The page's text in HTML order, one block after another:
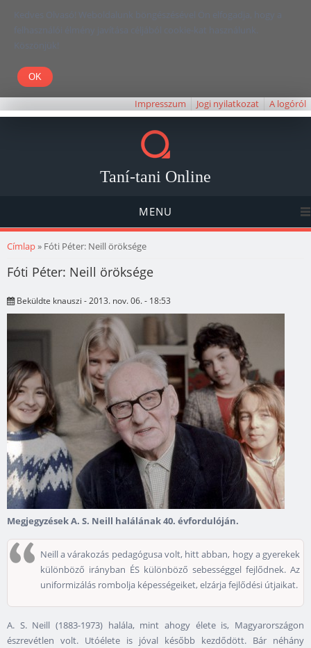
Kedves Olvasó! Weboldalunk böngészésével Ön elfogadja, hogy a
felhasználói élmény javítása céljából cookie-kat használunk.
Köszönjük!
Impresszum Jogi nyilatkozat A logóról
Taní-tani Online
MENU
Jelenlegi hely
Címlap» Fóti Péter: Neill öröksége
Fóti Péter: Neill öröksége
Beküldte knauszi - 2013. nov. 06. - 18:53
Megjegyzések A. S. Neill halálának 40. évfordulóján.
Neill a várakozás pedagógusa volt, hitt abban, hogy a gyerekek
különböző irányban ÉS különböző sebességgel fejlődnek. Az
uniformizálás rombolja képességeiket, elzárja fejlődési útjaikat.
A. S. Neill (1883-1973) halála, mint ahogy élete is, Magyarországon
észrevétlen volt. Utóélete is jóval később kezdődött. Bár néhány